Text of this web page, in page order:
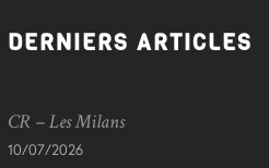
DERNIERS ARTICLES
CR – Les Milans
10/07/2026